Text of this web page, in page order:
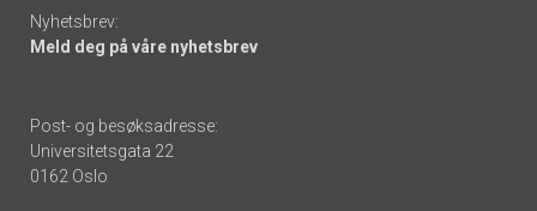
Nyhetsbrev:
Meld deg på våre nyhetsbrev
Post- og besøksadresse:
Universitetsgata 22
0162 Oslo